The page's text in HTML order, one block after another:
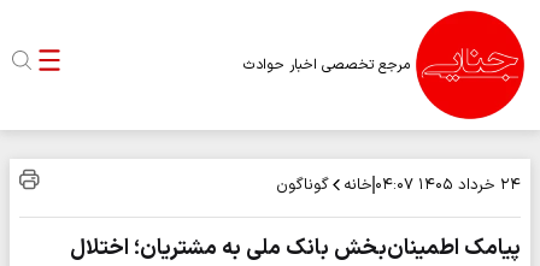
مرجع تخصصی اخبار حوادث
۲۴ خرداد ۱۴۰۵ ۰۴:۰۷ خانه گوناگون
پیامک اطمینان‌بخش بانک ملی به مشتریان؛ اختلال